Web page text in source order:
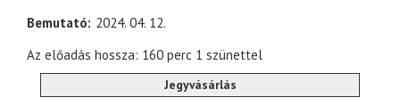
Bemutató 2024. 04. 12.
Az előadás hossza: 160 perc 1 szünettel
Jegyvásárlás